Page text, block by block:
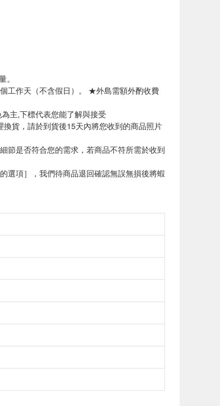
工作天（不含假日）。 ★外島需額外酌收費
主,下標代表您能了解與接受
貨，請於到貨後15天內將您收到的商品照片
節是否符合您的需求，若商品不符所需於收到
選項］，我們待商品退回確認無誤無損後將蝦